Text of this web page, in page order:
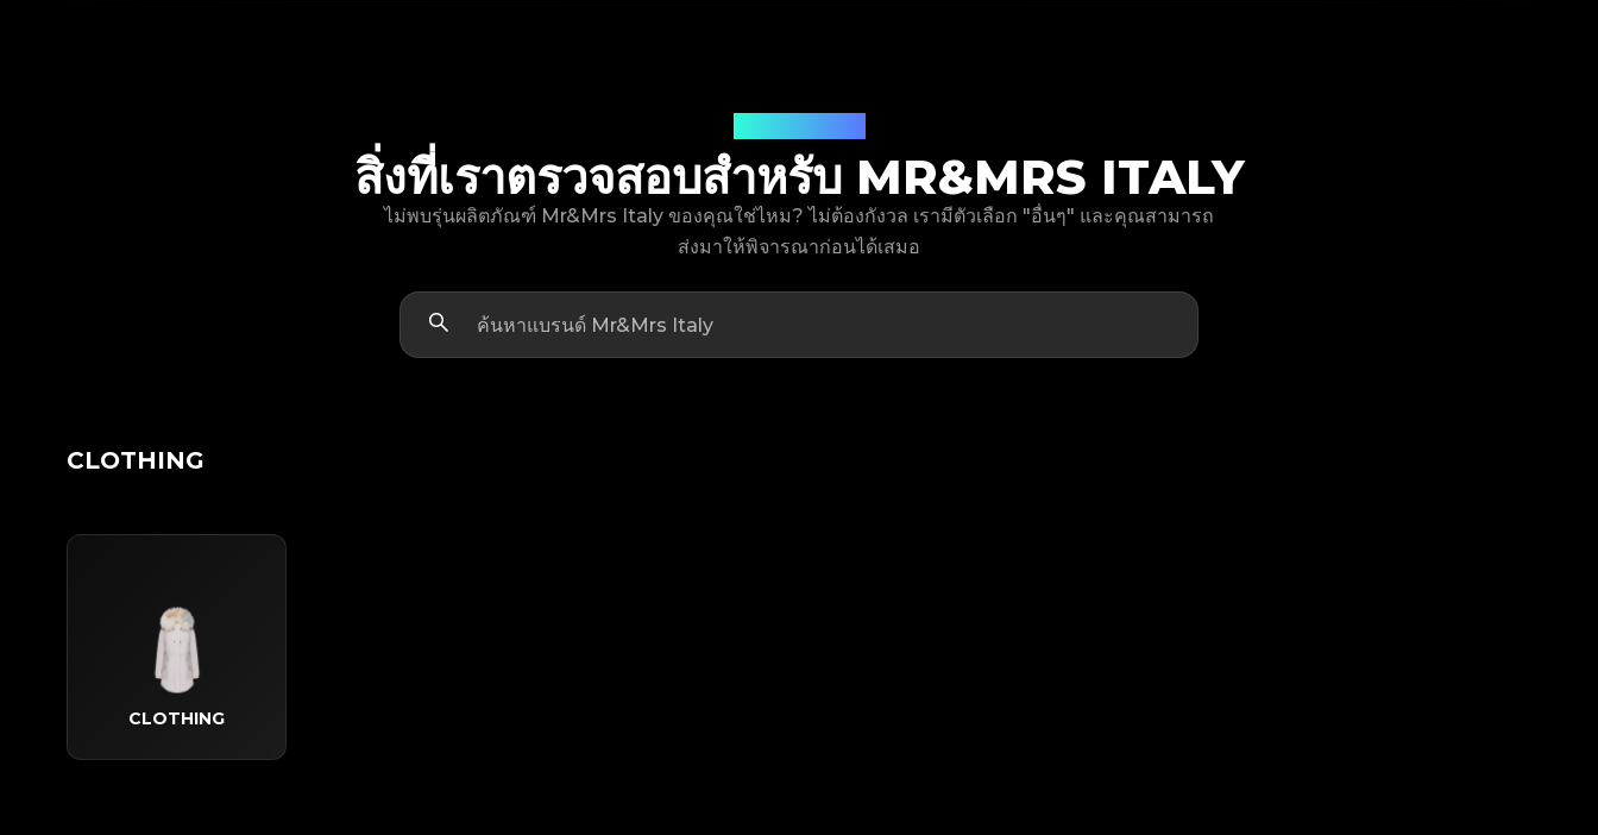
สิ่งที่เราตรวจสอบสำหรับ MR&MRS ITALY
ไม่พบรุ่นผลิตภัณฑ์ Mr&Mrs Italy ของคุณใช่ไหม? ไม่ต้องกังวล เรามีตัวเลือก "อื่นๆ" และคุณสามารถ
ส่งมาให้พิจารณาก่อนได้เสมอ
CLOTHING
CLOTHING